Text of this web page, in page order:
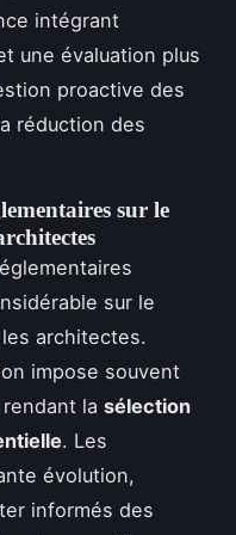
intégrant
une évaluation plus
proactive des
réduction des
sur le
sur le
architectes.
impose souvent
la sélection
. Les
évolution,
informés des